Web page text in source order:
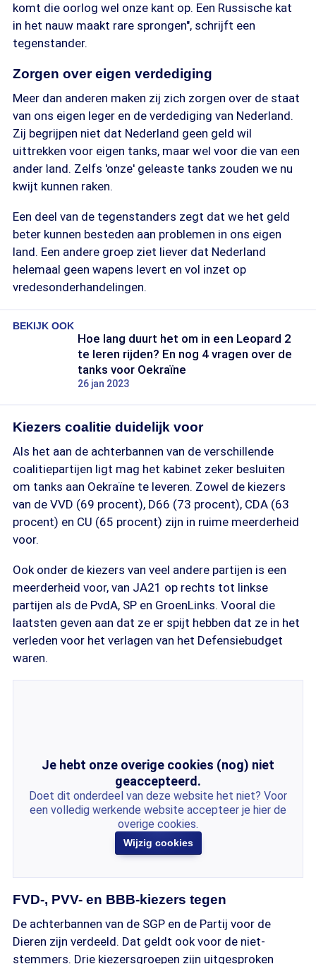
komt die oorlog wel onze kant op. Een Russische kat
in het nauw maakt rare sprongen", schrijft een
tegenstander.
Zorgen over eigen verdediging
Meer dan anderen maken zij zich zorgen over de staat
van ons eigen leger en de verdediging van Nederland.
Zij begrijpen niet dat Nederland geen geld wil
uittrekken voor eigen tanks, maar wel voor die van een
ander land. Zelfs 'onze' geleaste tanks zouden we nu
kwijt kunnen raken.
Een deel van de tegenstanders zegt dat we het geld
beter kunnen besteden aan problemen in ons eigen
land. Een andere groep ziet liever dat Nederland
helemaal geen wapens levert en vol inzet op
vredesonderhandelingen.
BEKIJK OOK
Hoe lang duurt het om in een Leopard 2
te leren rijden? En nog 4 vragen over de
tanks voor Oekraïne
26 jan 2023
Kiezers coalitie duidelijk voor
Als het aan de achterbannen van de verschillende
coalitiepartijen ligt mag het kabinet zeker besluiten
om tanks aan Oekraïne te leveren. Zowel de kiezers
van de VVD (69 procent), D66 (73 procent), CDA (63
procent) en CU (65 procent) zijn in ruime meerderheid
voor.
Ook onder de kiezers van veel andere partijen is een
meerderheid voor, van JA21 op rechts tot linkse
partijen als de PvdA, SP en GroenLinks. Vooral die
laatsten geven aan dat ze er spijt hebben dat ze in het
verleden voor het verlagen van het Defensiebudget
waren.
Je hebt onze overige cookies (nog) niet
geaccepteerd.
Doet dit onderdeel van deze website het niet? Voor
een volledig werkende website accepteer je hier de
overige cookies.
Wijzig cookies
FVD-, PVV- en BBB-kiezers tegen
De achterbannen van de SGP en de Partij voor de
Dieren zijn verdeeld. Dat geldt ook voor de niet-
stemmers. Drie kiezersgroepen zijn uitgesproken